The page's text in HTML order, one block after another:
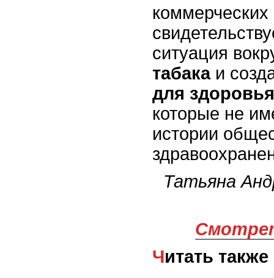
ситуация
табакаи
для здоровья
которые не
истории
Татьяна
Читать также